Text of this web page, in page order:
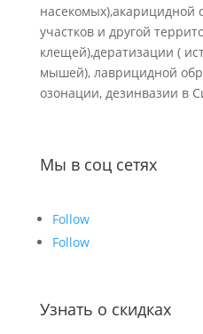
насекомых),акарицидной
участков и другой
клещей),дератизации (
мышей), лаврицидной
озонации, дезинвазии в
Мы в соц сетях
Follow
Follow
Узнать о скидках